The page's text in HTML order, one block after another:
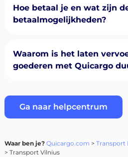
Hoe betaal je en wat zijn
betaalmogelijkheden?
Waarom is het laten
goederen met Quicargo
Ga naar helpcentrum
Waar ben je? Quicargo.com > Transport
> Transport Vilnius